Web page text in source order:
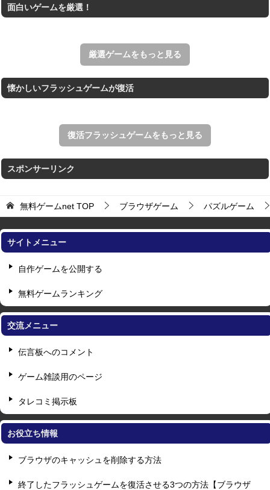
王国を構築していく放置系のシミュレーションゲーム。
すべての矢印を画面外へ導くパズルゲーム。
面白いゲームを厳選！
厳選ゲームをもっと見る
懐かしいフラッシュゲームが復活
復活フラッシュゲームをもっと見る
スポンサーリンク
無料ゲームnet TOP ブラウザゲーム パズルゲーム
サイトメニュー
自作ゲームを公開する
無料ゲームランキング
交流メニュー
伝言板へのコメント
ゲーム雑談用のページ
タレコミ掲示板
お役立ち情報
ブラウザのキャッシュを削除する方法
終了したフラッシュゲームを復活させる3つの方法【ブラウザ